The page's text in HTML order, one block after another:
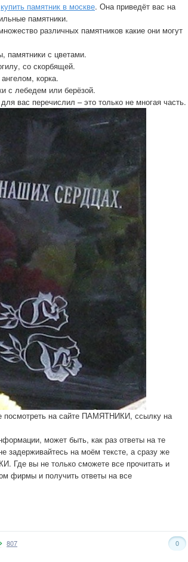
купить памятник в москве. Она приведёт вас на
памятники.
различных памятников какие они могут
памятники с цветами.
со скорбящей.
корка.
с лебедем или берёзой.
вас перечислил – это только не многая часть.
посмотреть на сайте ПАМЯТНИКИ, ссылку на
может быть, как раз ответы на те
задерживайтесь на моём тексте, а сразу же
Где вы не только сможете все прочитать и
фирмы и получить ответы на все
0
807